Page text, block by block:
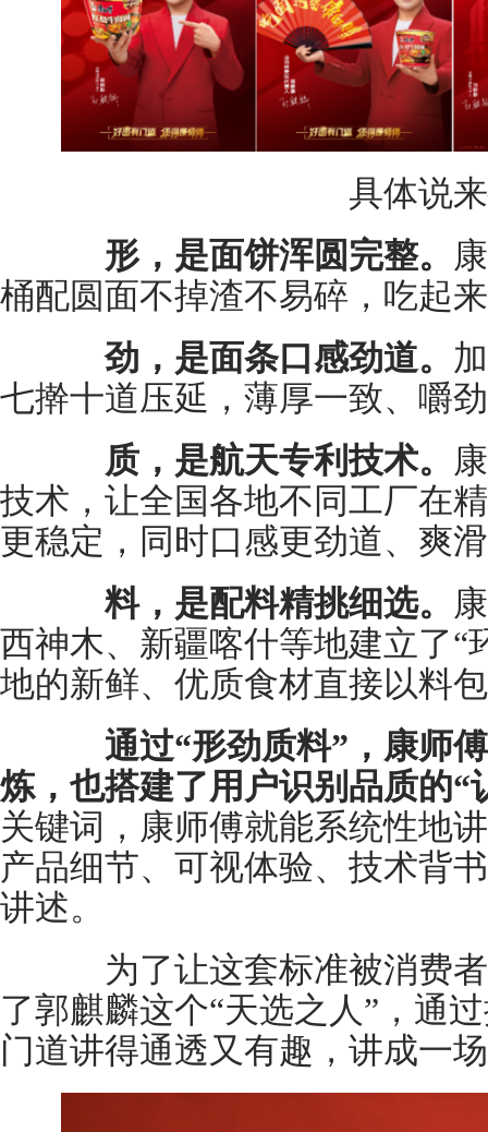
具体说
形，是面饼浑圆完整。
桶配圆面不掉渣不易碎，吃起
劲，是面条口感劲道。
七擀十道压延，薄厚一致、嚼
质，是航天专利技术。
技术，让全国各地不同工厂在
更稳定，同时口感更劲道、爽
料，是配料精挑细选。
西神木、新疆喀什等地建立了“
地的新鲜、优质食材直接以料
通过“形劲质料”，康师
炼，也搭建了用户识别品质的“
关键词，康师傅就能系统性地
产品细节、可视体验、技术背
讲述。
为了让这套标准被消费者
了郭麒麟这个“天选之人”，通
门道讲得通透又有趣，讲成一